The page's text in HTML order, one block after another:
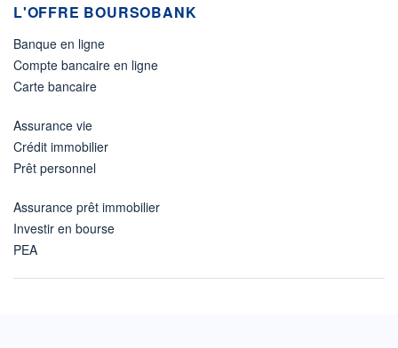
L'OFFRE BOURSOBANK
Banque en ligne
Compte bancaire en ligne
Carte bancaire
Assurance vie
Crédit immobilier
Prêt personnel
Assurance prêt immobilier
Investir en bourse
PEA